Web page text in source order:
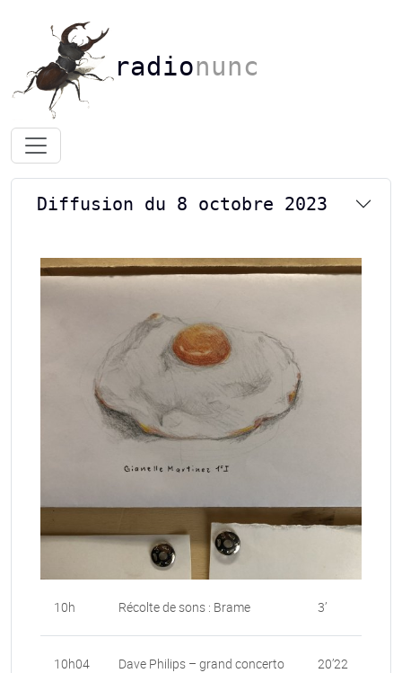
radionunc
Diffusion du 8 octobre 2023
10h Récolte de sons : Brame 3’
10h04
Dave Philips – grand concerto
20’22